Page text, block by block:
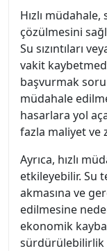
Hızlı
çözülmesini
Su sızıntıları
vakit
başvurmak
müdahale
hasarlara yol
fazla maliyet ve
Ayrıca, hızlı
etkileyebilir. Su
akmasına ve
edilmesine
ekonomik
sürdürülebilirlik